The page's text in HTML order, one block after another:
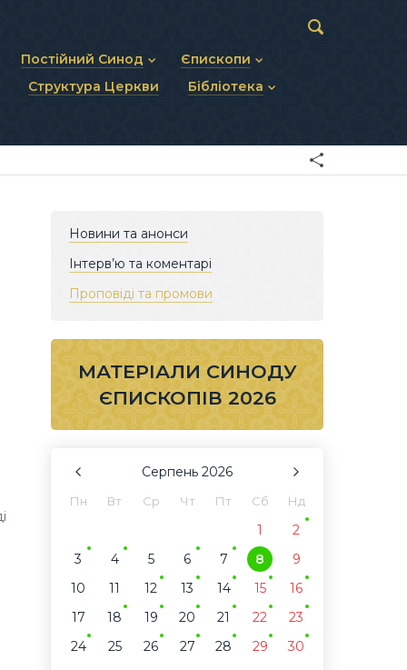
Постійний Синод
Статут Постійного Синоду
Єпископи
Діючі єпископи
Структура Церкви Бібліотека
Матеріали Синодів
Новини та анонси
Інтерв’ю та коментарі
Проповіді та промови
МАТЕРІАЛИ СИНОДУ
ЄПИСКОПІВ 2026
Серпень 2026
Пн Вт Ср Чт Пт Сб Нд
1
2
3
4 5 6 7 8
9
10
11 12 13 14 15
16
17
18 19 20 21 22
23
24
25 26 27 28 29
30